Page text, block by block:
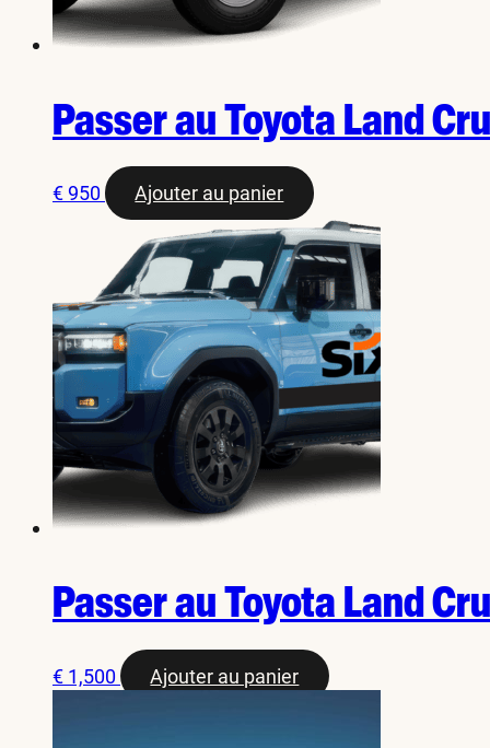
Passer au Toyota Land
€950 Ajouter au panier
Passer au Toyota Land
€ 1,500 Ajouter au panier